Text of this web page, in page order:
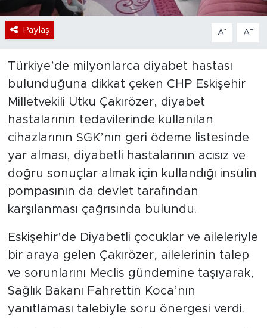
Paylaş A- A+
Türkiye’de milyonlarca diyabet hastası
bulunduğuna dikkat çeken CHP Eskişehir
Milletvekili Utku Çakırözer, diyabet
hastalarının tedavilerinde kullanılan
cihazlarının SGK’nın geri ödeme listesinde
yar alması, diyabetli hastalarının acısız ve
doğru sonuçlar almak için kullandığı insülin
pompasının da devlet tarafından
karşılanması çağrısında bulundu.
Eskişehir’de Diyabetli çocuklar ve aileleriyle
bir araya gelen Çakırözer, ailelerinin talep
ve sorunlarını Meclis gündemine taşıyarak,
Sağlık Bakanı Fahrettin Koca’nın
yanıtlaması talebiyle soru önergesi verdi.
Dünya